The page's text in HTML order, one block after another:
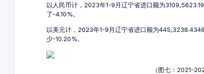
以人民币计，2023年1-9月辽宁省进口额为
了-4.10%。
以美元计，2023年1-9月辽宁省进口额为
少-10.20%。
（图七：2021-